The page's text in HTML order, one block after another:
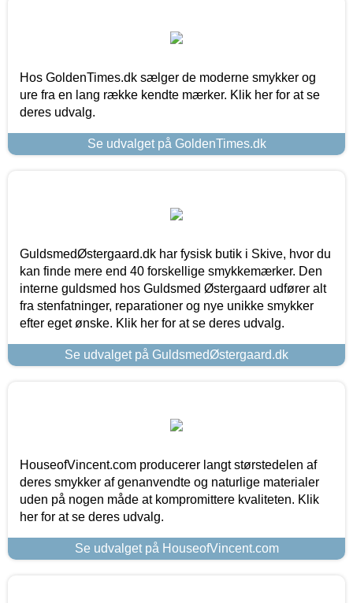
Hos GoldenTimes.dk sælger de moderne smykker og
ure fra en lang række kendte mærker. Klik her for at se
deres udvalg.
Se udvalget på GoldenTimes.dk
GuldsmedØstergaard.dk har fysisk butik i Skive, hvor du
kan finde mere end 40 forskellige smykkemærker. Den
interne guldsmed hos Guldsmed Østergaard udfører alt
fra stenfatninger, reparationer og nye unikke smykker
efter eget ønske. Klik her for at se deres udvalg.
Se udvalget på GuldsmedØstergaard.dk
HouseofVincent.com producerer langt størstedelen af
deres smykker af genanvendte og naturlige materialer
uden på nogen måde at kompromittere kvaliteten. Klik
her for at se deres udvalg.
Se udvalget på HouseofVincent.com